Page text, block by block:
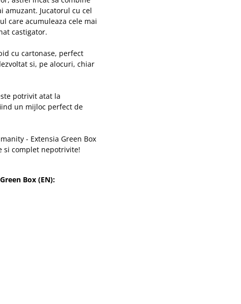
amuzant. Jucatorul cu cel
care acumuleaza cele mai
castigator.
cu cartonase, perfect
si, pe alocuri, chiar
potrivit atat la
un mijloc perfect de
- Extensia Green Box
si complet nepotrivite!
Box (EN):